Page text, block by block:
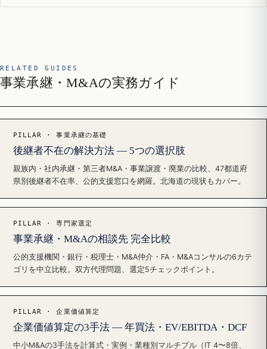
RELATED GUIDES
事業承継・M&Aの実務ガイド
PILLAR · 事業承継の基礎
後継者不在の解決方法 — 5つの選択肢
親族内・社内承継・第三者M&A・事業譲渡・廃業の比較、47都道府
県別後継者不在率、公的支援窓口を網羅。北海道の現状もカバー。
PILLAR · 専門家選定
事業承継・M&Aの相談先 完全比較
公的支援機関・銀行・税理士・M&A仲介・FA・M&Aコンサルの6カテ
ゴリを中立比較。双方代理問題、選定5チェックポイント。
PILLAR · 企業価値算定
企業価値算定の3手法 — 年買法・EV/EBITDA・DCF
中小M&Aの3手法を計算式・実例・業種別マルチプル（IT 4〜8倍、